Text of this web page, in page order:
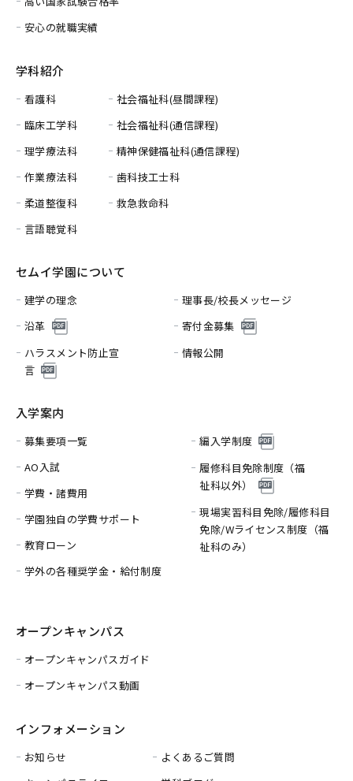
安心の就職実績
学科紹介
看護科
臨床工学科
理学療法科
作業療法科
柔道整復科
言語聴覚科
社会福祉科(昼間課程)
社会福祉科(通信課程)
精神保健福祉科(通信課程)
歯科技工士科
救急救命科
セムイ学園について
建学の理念
理事長/校長メッセージ
沿革
寄付金募集
ハラスメント防止宣
言
情報公開
入学案内
募集要項一覧
AO入試
学費・諸費用
学園独自の学費サポート
教育ローン
学外の各種奨学金・給付制度
編入学制度
履修科目免除制度（福
祉科以外）
現場実習科目免除/履修科目
免除/Wライセンス制度（福
祉科のみ）
オープンキャンパス
オープンキャンパスガイド
オープンキャンパス動画
インフォメーション
お知らせ
よくあるご質問